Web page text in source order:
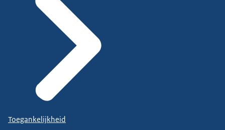
Toegankelijkheid